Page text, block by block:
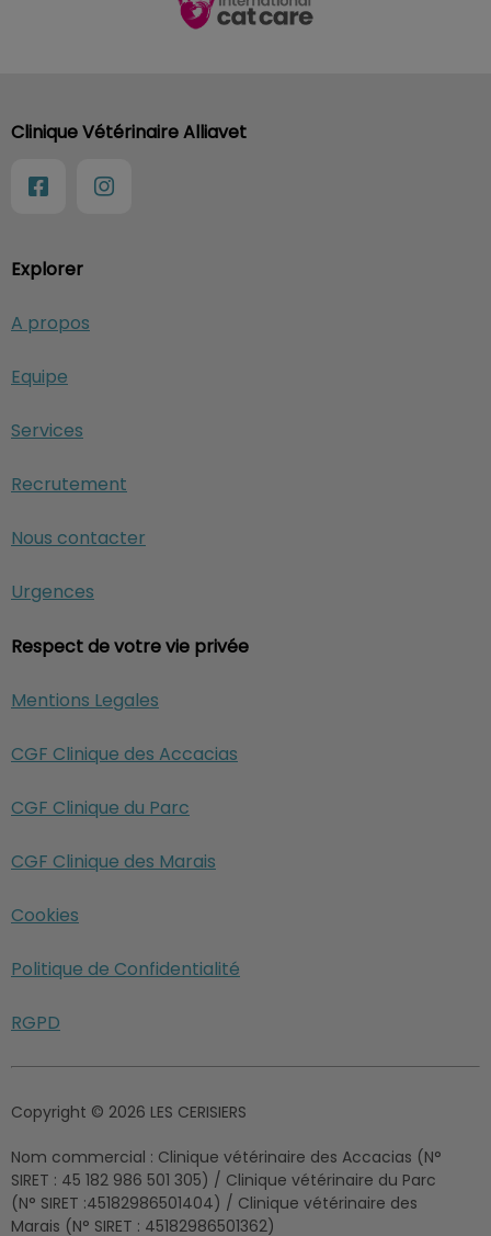
Explorer
A propos
Equipe
Services
Recrutement
Nous contacter
Urgences
Respect de votre vie privée
Mentions Legales
CGF Clinique des Accacias
CGF Clinique du Parc
CGF Clinique des Marais
Cookies
Politique de Confidentialité
RGPD
Clinique Vétérinaire Alliavet
Copyright © 2026 LES CERISIERS
Nom commercial : Clinique vétérinaire des Accacias (N°
SIRET : 45 182 986 501 305) / Clinique vétérinaire du Parc
(N° SIRET :45182986501404) / Clinique vétérinaire des
Marais (N° SIRET : 45182986501362)